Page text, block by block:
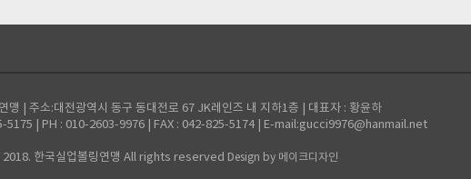
맹 | 주소:대전광역시 동구 동대전로 67 JK레인즈 내 지하1층 | 대표자 : 황윤하
5175 | PH : 010-2603-9976 | FAX : 042-825-5174 | E-mail:gucci9976@hanmail.net
한국실업볼링연맹 All rights reserved Design by 메이크디자인